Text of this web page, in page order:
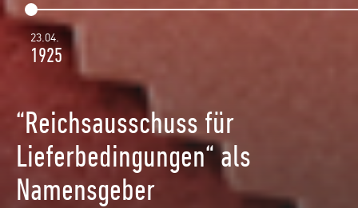
23.04.
1925
“Reichsausschuss für
Lieferbedingungen“ als
Namensgeber